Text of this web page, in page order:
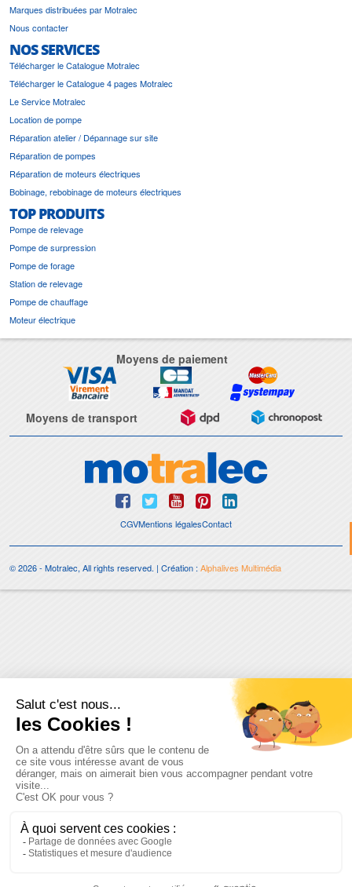
Marques distribuées par Motralec
Nous contacter
NOS SERVICES
Télécharger le Catalogue Motralec
Télécharger le Catalogue 4 pages Motralec
Le Service Motralec
Location de pompe
Réparation atelier / Dépannage sur site
Réparation de pompes
Réparation de moteurs électriques
Bobinage, rebobinage de moteurs électriques
TOP PRODUITS
Pompe de relevage
Pompe de surpression
Pompe de forage
Station de relevage
Pompe de chauffage
Moteur électrique
Moyens de paiement
Moyens de transport
CGVMentions légalesContact
© 2026 - Motralec, All rights reserved. | Création : Alphalives Multimédia